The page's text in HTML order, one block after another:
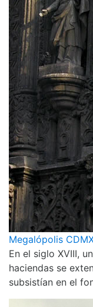
Megalópolis
En el siglo XVIII,
haciendas se
subsistían en el